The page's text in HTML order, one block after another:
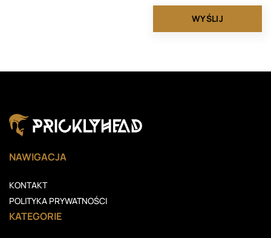
NAWIGACJA
KONTAKT
POLITYKA PRYWATNOŚCI
KATEGORIE